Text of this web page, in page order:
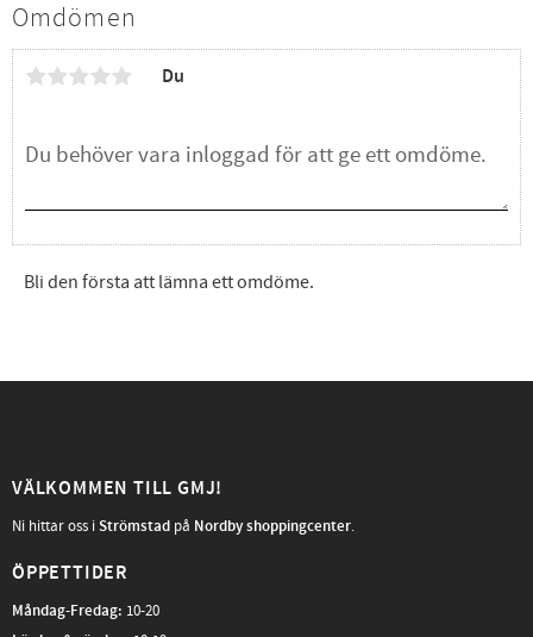
Omdömen
Du
Bli den första att lämna ett omdöme.
VÄLKOMMEN TILL GMJ!
Ni hittar oss iStrömstad på Nordby shoppingcenter.
ÖPPETTIDER
Måndag-Fredag: 10-20